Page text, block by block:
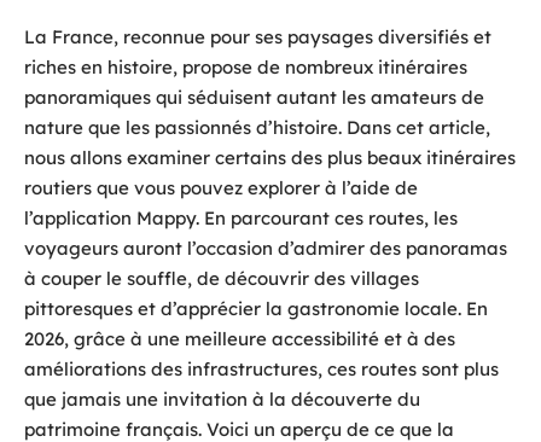
La France, reconnue pour ses paysages diversifiés et
riches en histoire, propose de nombreux itinéraires
panoramiques qui séduisent autant les amateurs de
nature que les passionnés d’histoire. Dans cet article,
nous allons examiner certains des plus beaux itinéraires
routiers que vous pouvez explorer à l’aide de
l’application Mappy. En parcourant ces routes, les
voyageurs auront l’occasion d’admirer des panoramas
à couper le souffle, de découvrir des villages
pittoresques et d’apprécier la gastronomie locale. En
2026, grâce à une meilleure accessibilité et à des
améliorations des infrastructures, ces routes sont plus
que jamais une invitation à la découverte du
patrimoine français. Voici un aperçu de ce que la